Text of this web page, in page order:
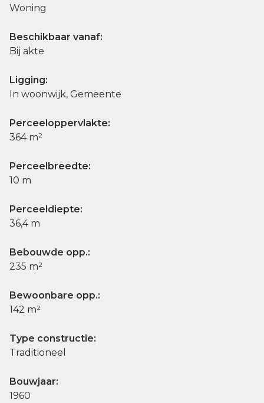
Woning
Beschikbaar vanaf:
Bij akte
Ligging:
In woonwijk, Gemeente
Perceeloppervlakte:
364 m²
Perceelbreedte:
10 m
Perceeldiepte:
36,4 m
Bebouwde opp.:
235 m²
Bewoonbare opp.:
142 m²
Type constructie:
Traditioneel
Bouwjaar:
1960